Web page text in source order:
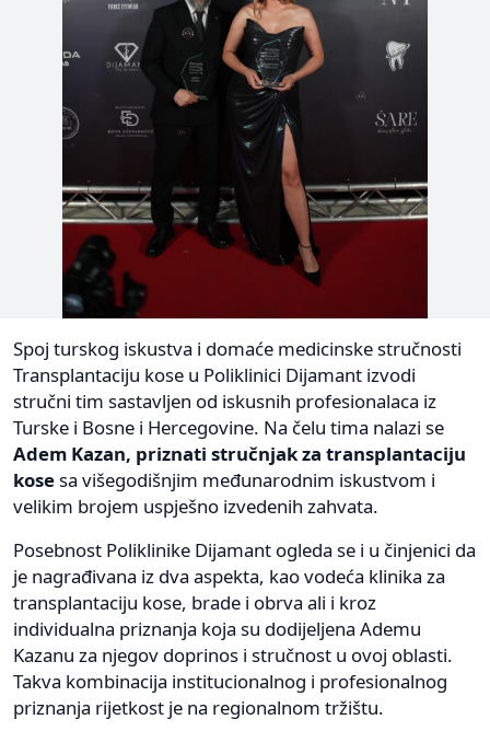
Spoj turskog iskustva i domaće medicinske stručnosti
Transplantaciju kose u Poliklinici Dijamant izvodi
stručni tim sastavljen od iskusnih profesionalaca iz
Turske i Bosne i Hercegovine. Na čelu tima nalazi se
Adem Kazan, priznati stručnjak za transplantaciju
kosesa višegodišnjim međunarodnim iskustvom i
velikim brojem uspješno izvedenih zahvata.
Posebnost Poliklinike Dijamant ogleda se i u činjenici da
je nagrađivana iz dva aspekta, kao vodeća klinika za
transplantaciju kose, brade i obrva ali i kroz
individualna priznanja koja su dodijeljena Ademu
Kazanu za njegov doprinos i stručnost u ovoj oblasti.
Takva kombinacija institucionalnog i profesionalnog
priznanja rijetkost je na regionalnom tržištu.